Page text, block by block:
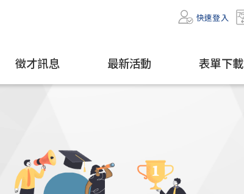
快速登入
徵才訊息 最新活動 表單下載